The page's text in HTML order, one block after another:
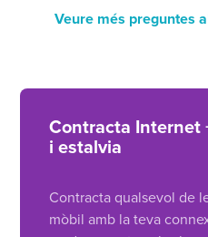
Veure més preguntes
Contracta Internet
i estalvia
Contracta qualsevol de
mòbil amb la teva